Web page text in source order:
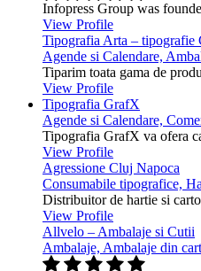
Infopress Group was
View Profile
Tipografia Arta – tipografie
Agende si Calendare,
Tiparim toata gama de
View Profile
Tipografia GrafX
Agende si Calendare,
Tipografia GrafX va ofera
View Profile
Agressione Cluj Napoca
Consumabile tipografice,
Distribuitor de hartie si
View Profile
Allvelo – Ambalaje si Cutii
Ambalaje, Ambalaje din